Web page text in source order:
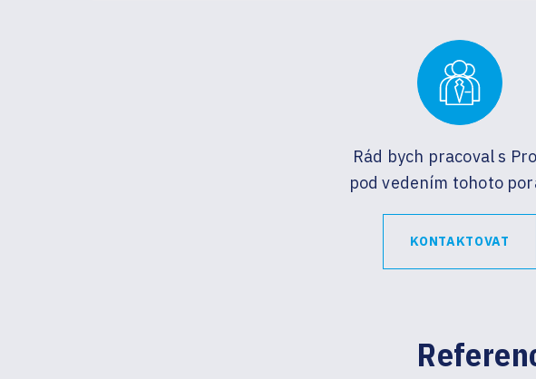
Rád bych pracoval s
pod vedením tohoto
KONTAKTOVAT